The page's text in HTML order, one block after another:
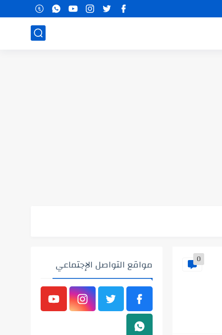
0 مواقع التواصل الإجتماعي